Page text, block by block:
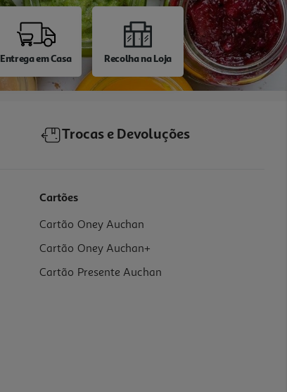
Entrega em Casa Recolha na Loja
Trocas e Devoluções
Cartões
Cartão Oney Auchan
Cartão Oney Auchan+
Cartão Presente Auchan